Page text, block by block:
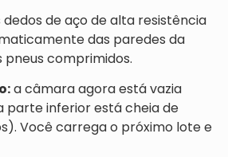
dedos de aço de alta resistência
das paredes da
pneus comprimidos.
a câmara agora está vazia
parte inferior está cheia de
Você carrega o próximo lote e